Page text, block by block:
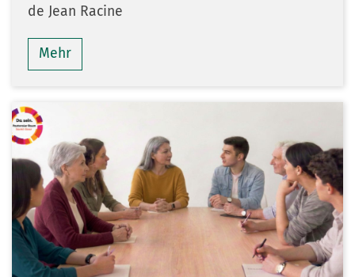
de Jean Racine
Mehr